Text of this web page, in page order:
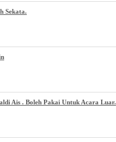
Sekata.
Ais . Boleh Pakai Untuk Acara Luar.